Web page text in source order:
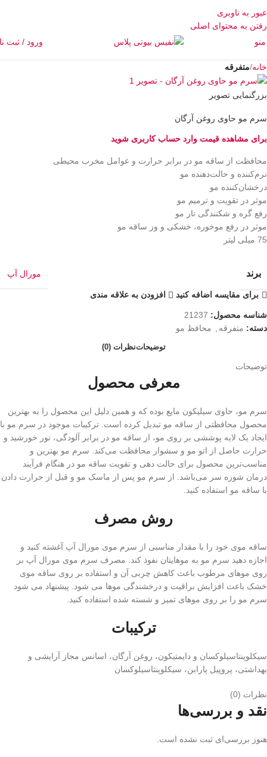
عبور به ناوبری
رفتن به محتوای اصلی
منو
ورود / ثبت
خانه متفرقه
بزرگنمایی تصویر
سرم مو حاوی روغن آرگان
برای مشاهده قیمت وارد حساب کاربری شوید
محافظت از ساقه مو در برابر حرارت و عوامل مخرب محیطی
نرم‌کننده و حالت‌دهنده مو
درخشان‌کننده مو
موثر در تقویت و ترمیم مو
رفع گره و شکنندگی تار مو
موثر در رفع موخوره، خشکی و وز ساقه مو
75 میلی لیتر
برند مورال آپ
برای مقایسه اضافه کنید افزودن به علاقه مندی
شناسه محصول: 21237
دسته: متفرقه محافظ مو
توضیحاتنظرات (0)
توضیحات
معرفی محصول
سرم مو، حاوی سیلیکون مایع بوده که و همین دلیل این محصول را به بهترین
محصول محافظتی از ساقه مو تبدیل کرده است. ترکیبات موجود در سرم مو با
ایجاد یک لایه پوششی بر روی مو، از ساقه مو در برابر آلودگی، نور خورشید و
حرارت حاصل از اتو مو و سشوار محافظت می‌کند. سرم مو بهترین و
مناسب‌ترین محصول برای حالت دهی و تقویت ساقه مو در هنگام فرآیند
درمان شوره سر می‌باشد. از سرم مو پس از ماسک مو و قبل از حرارت دادن
با ساقه مو استفاده کنید.
روش مصرف
ساقه موی خود را با مقدار مناسبی از سرم موی مورال آپ آغشته کنید و
اجازه دهید سرم مو به موهایتان نفوذ کند. مصرف سرم موی مورال آپ بر
روی موهای مرطوب باعث کاهش چربی آن و استفاده بر روی ساقه موی
خشک باعث افزایش براقیت و درخشندگی موها می شود. پیشنهاد می شود
سرم مو را بر روی موهای تمیز و شسته شده استفاده کنید.
ترکیبات
سیکلوپنتاسیلوکسان و دایمتیکون، روغن آرگان، اسانس مجاز آرایشی و
بهداشتی، پروپیل پارابن، سیکلوپنتاسیلوکسان
نظرات (0)
نقد و بررسی‌ها
هنوز بررسی‌ای ثبت نشده است.